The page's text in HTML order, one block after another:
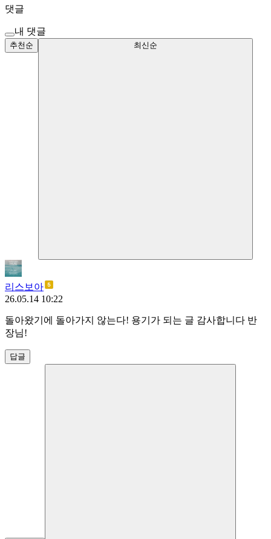
댓글
내 댓글
추천순 최신순
리스보아
26.05.14 10:22
돌아왔기에 돌아가지 않는다! 용기가 되는 글 감사합니다 반
장님!
답글